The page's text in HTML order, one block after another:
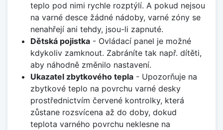
teplo pod nimi rychle rozptýlí. A pokud nejsou
na varné desce žádné nádoby, varné zóny se
nenahřejí ani tehdy, jsou-li zapnuté.
Dětská pojistka- Ovládací panel je možné
kdykoliv zamknout. Zabráníte tak např. dítěti,
aby náhodně změnilo nastavení.
Ukazatel zbytkového tepla- Upozorňuje na
zbytkové teplo na povrchu varné desky
prostřednictvím červené kontrolky, která
zůstane rozsvícena až do doby, dokud
teplota varného povrchu neklesne na